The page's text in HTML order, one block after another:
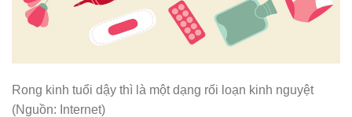
Rong kinh tuổi dậy thì là một dạng rối loạn kinh nguyệt
(Nguồn: Internet)